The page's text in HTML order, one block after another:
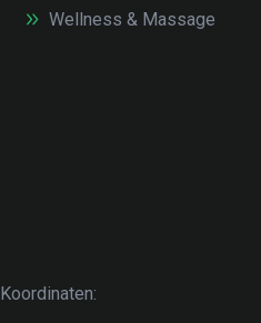
Wellness & Massage